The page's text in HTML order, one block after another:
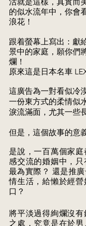
活就是這樣，真實而
的似水流年中，你會
浪花！
跟着螢幕上寫出：獻
景中的家庭，願你們
爛！
原來這是日本名車
這廣告為一對看似冷
一份東方式的柔情似
淚流滿面，尤其一些
但是，這個故事的意
是說，一百萬個家
感交流的婚姻中，
最為實際？ 還是推
情生活，給懶於經
口？
將平淡過得絢爛沒
之處，究竟是在於